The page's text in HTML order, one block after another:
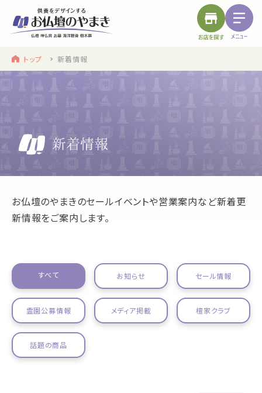
find a store
浜松店の店舗情報
site menu
やまきについて
静岡のお盆
盆提灯・初盆で使う品・その他お盆用品
お仏壇
お位牌
仏具
お墓
トップ 新着情報
お仏壇のやまきのセールイベントや営業案内など新着更
新情報をご案内します。
すべて お知らせ セール情報
霊園公募情報 メディア掲載 檀家クラブ
話題の商品